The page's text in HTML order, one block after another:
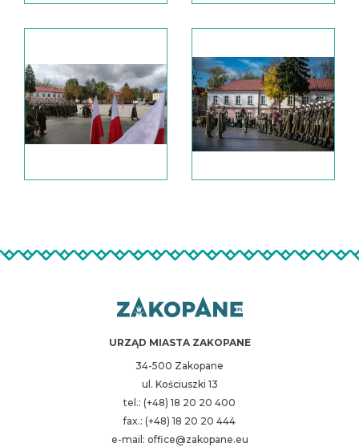
URZĄD MIASTA ZAKOPANE
34-500 Zakopane
ul. Kościuszki 13
tel.: (+48) 18 20 20 400
fax.: (+48) 18 20 20 444
e-mail: office@zakopane.eu